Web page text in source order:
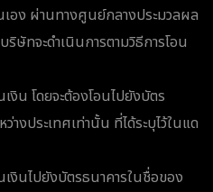
อง ผ่านทางศูนย์กลางประมวลผล
ษัทจะดำเนินการตามวิธีการโอน
งิน โดยจะต้องโอนไปยังบัตร
างประเทศเท่านั้น ที่ได้ระบุไว้ในแด
งินไปยังบัตรธนาคารในชื่อของ